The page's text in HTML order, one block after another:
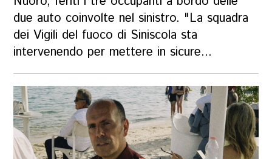
due auto coinvolte nel sinistro. "La squadra
dei Vigili del fuoco di Siniscola sta
intervenendo per mettere in sicure...